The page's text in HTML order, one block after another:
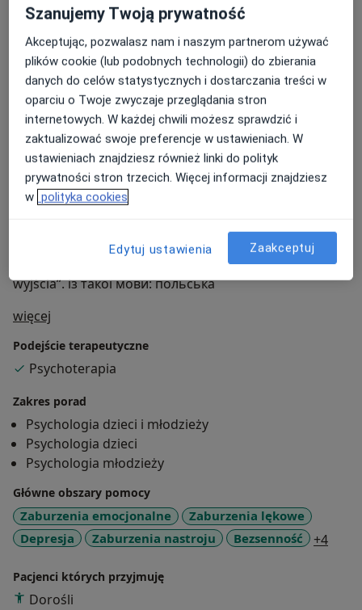
hipnoterapia
terapia emocjonalno-wyobrażeniowa
neurografika
arteterapia i metody samorealizacji
Metody są dobierane indywidualnie do potrzeb
klienta.
pracuję w języku ukraińskim oraz polskim Moje motto:
„Wierzę, że z każdej sytuacji są co najmniej trzy
wyjścia”. із такої мови: польська
więcej
Podejście terapeutyczne
Psychoterapia
Zakres porad
Psychologia dzieci i młodzieży
Psychologia dzieci
Psychologia młodzieży
Główne obszary pomocy
Zaburzenia emocjonalne
Zaburzenia lękowe
Depresja
Zaburzenia nastroju Bezsenność +4
Pacjenci których przyjmuję
Dorośli
Szanujemy Twoją prywatność
Akceptując, pozwalasz nam i naszym partnerom używać
plików cookie (lub podobnych technologii) do zbierania
danych do celów statystycznych i dostarczania treści w
oparciu o Twoje zwyczaje przeglądania stron
internetowych. W każdej chwili możesz sprawdzić i
zaktualizować swoje preferencje w ustawieniach. W
ustawieniach znajdziesz również linki do polityk
prywatności stron trzecich. Więcej informacji znajdziesz
w polityka cookies
Edytuj ustawienia Zaakceptuj